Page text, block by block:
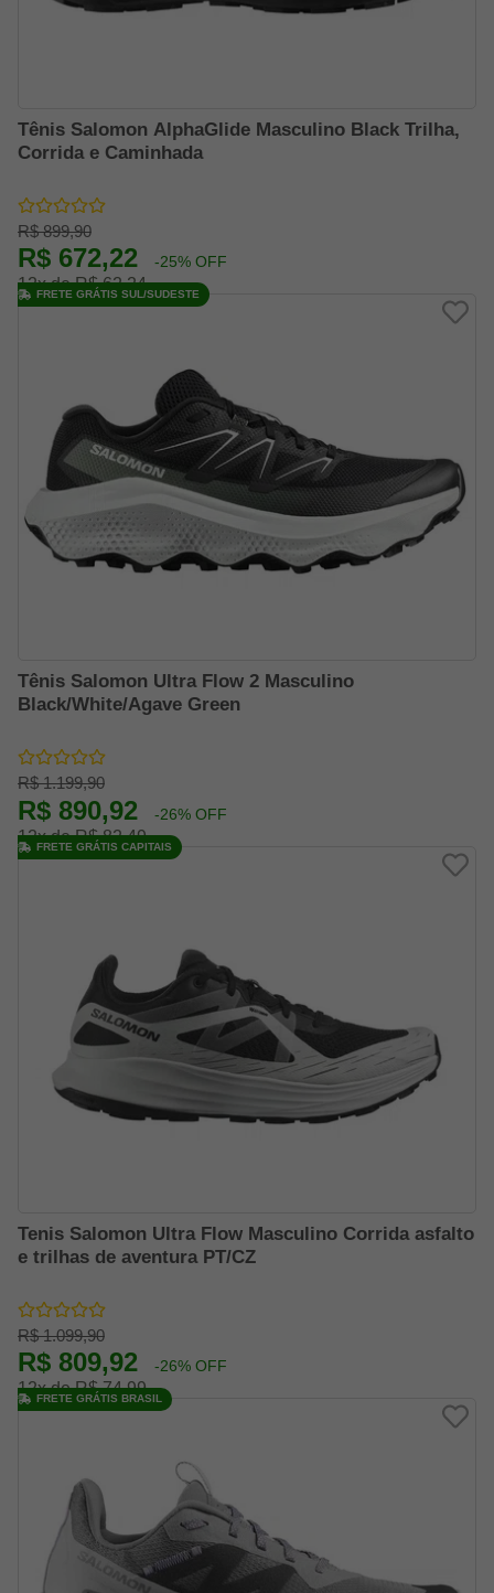
Tênis Salomon AlphaGlide Masculino Black Trilha,
Corrida e Caminhada
R$ 899,90
R$ 672,22 -25% OFF
12x de R$ 62,24
Tênis Salomon Ultra Flow 2 Masculino
Black/White/Agave Green
R$ 1.199,90
R$ 890,92 -26% OFF
12x de R$ 82,49
FRETE GRÁTIS SUL/SUDESTE
Tenis Salomon Ultra Flow Masculino Corrida asfalto
e trilhas de aventura PT/CZ
R$ 1.099,90
R$ 809,92 -26% OFF
12x de R$ 74,99
FRETE GRÁTIS CAPITAIS
FRETE GRÁTIS BRASIL